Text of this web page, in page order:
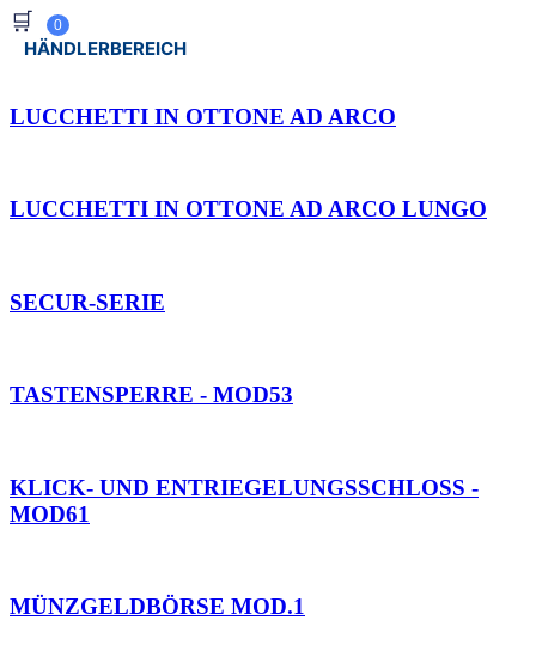
🛒 0
HÄNDLERBEREICH
LUCCHETTI IN OTTONE AD ARCO
LUCCHETTI IN OTTONE AD ARCO LUNGO
SECUR-SERIE
TASTENSPERRE - MOD53
KLICK- UND ENTRIEGELUNGSSCHLOSS -
MOD61
MÜNZGELDBÖRSE MOD.1